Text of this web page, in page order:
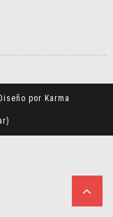
por Karma
)